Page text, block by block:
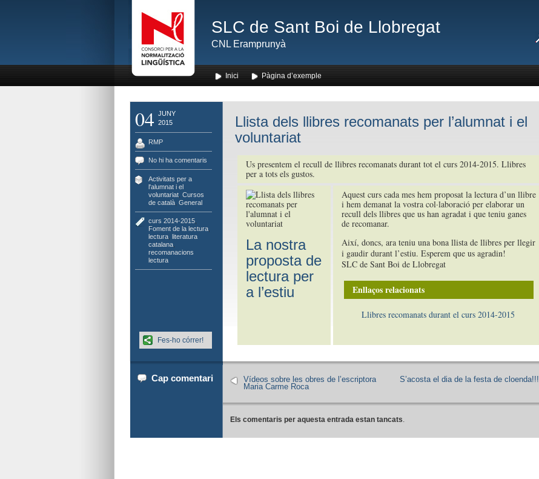
SLC de Sant Boi de Llobregat
CNL Eramprunyà
Inici Pàgina d’exemple
04 JUNY
2015
RMP
No hi ha comentaris
Activitats per a
l'alumnat i el
voluntariat, Cursos
de català, General
curs 2014-2015,
Foment de la lectura,
lectura, literatura
catalana,
recomanacions
lectura
Llista dels llibres recomanats per l’alumnat i el
voluntariat
Us presentem el recull de llibres recomanats durant tot el curs 2014-2015. Llibres
per a tots els gustos.
La nostra
proposta de
lectura per
a l’estiu
Aquest curs cada mes hem proposat la lectura d’un llibre
i hem demanat la vostra col·laboració per elaborar un
recull dels llibres que us han agradat i que teniu ganes
de recomanar.
Així, doncs, ara teniu una bona llista de llibres per llegir
i gaudir durant l’estiu. Esperem que us agradin!
SLC de Sant Boi de Llobregat
Enllaços relacionats
Llibres recomanats durant el curs 2014-2015
Fes-ho córrer!
Cap comentari S’acosta el dia de la festa de cloenda!!!
Vídeos sobre les obres de l’escriptora
Maria Carme Roca
Els comentaris per aquesta entrada estan tancats.